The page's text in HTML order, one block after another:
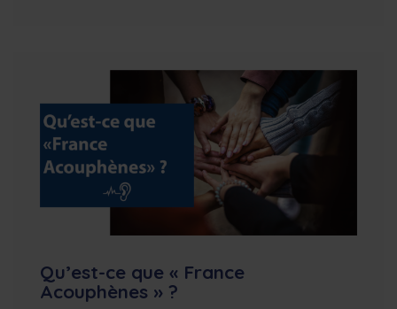
Qu’est-ce que « France
Acouphènes » ?